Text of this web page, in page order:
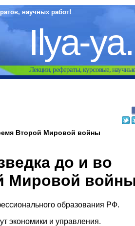
научных работ!
Ilya-
Лекции, рефераты, курсовые,
Второй Мировой войны
до и во
Мировой
образования РФ.
экономики и управления.